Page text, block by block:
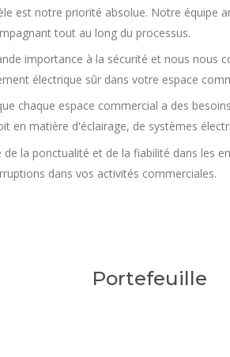
est notre priorité absolue. Notre équipe
tout au long du processus.
importance à la sécurité et nous
électrique sûr dans votre espace
chaque espace commercial a des
en matière d'éclairage, de systèmes
la ponctualité et de la fiabilité dans les
dans vos activités commerciales.
Portefeuille